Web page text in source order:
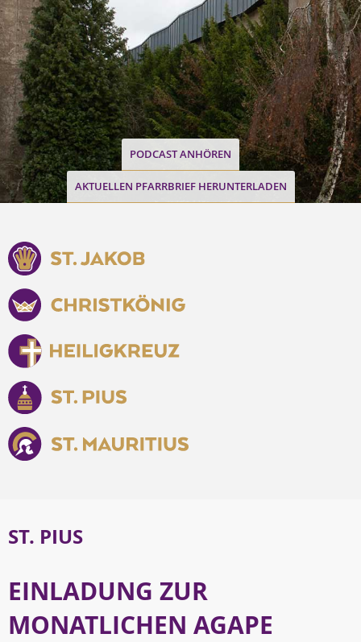
PODCAST ANHÖREN
AKTUELLEN PFARRBRIEF HERUNTERLADEN
ST. PIUS
EINLADUNG ZUR
MONATLICHEN AGAPE